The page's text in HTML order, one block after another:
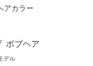
アカラー
ボブヘア
デル